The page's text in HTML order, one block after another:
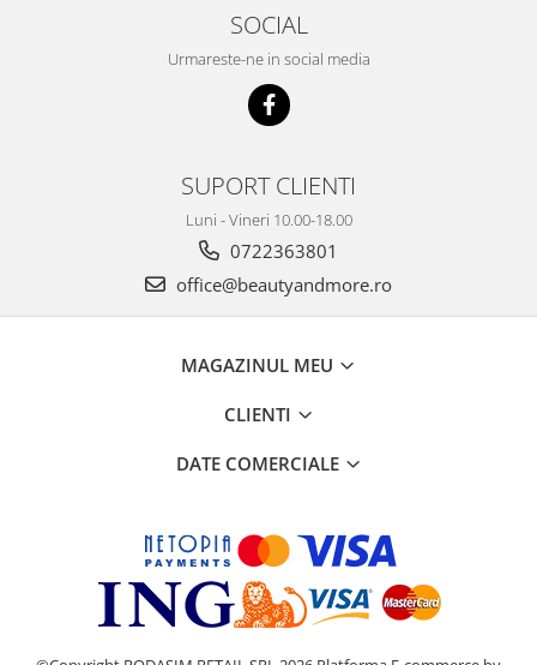
SOCIAL
Urmareste-ne in social media
SUPORT CLIENTI
Luni - Vineri 10.00-18.00
0722363801
office@beautyandmore.ro
MAGAZINUL MEU
CLIENTI
DATE COMERCIALE